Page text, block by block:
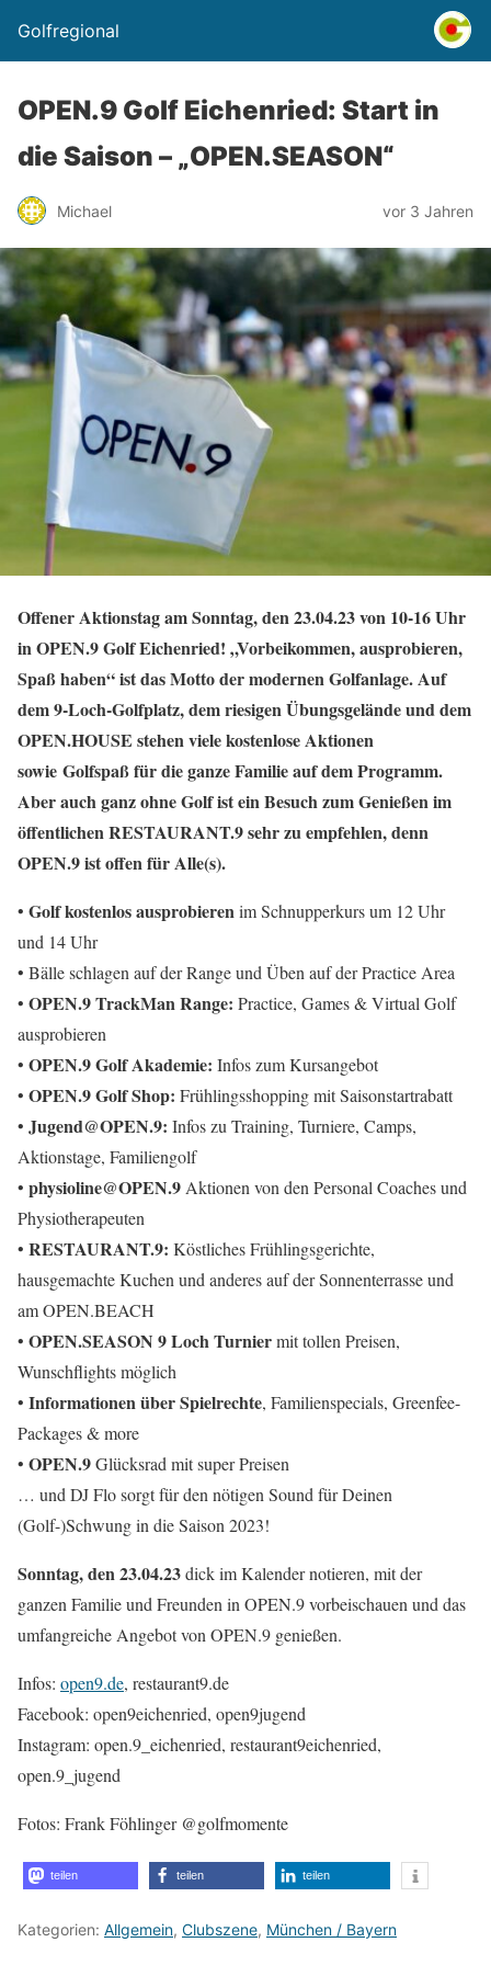
Golfregional
OPEN.9 Golf Eichenried: Start in
die Saison – „OPEN.SEASON“
Michael vor 3 Jahren
Offener Aktionstag am Sonntag, den 23.04.23 von 10-16 Uhr
in OPEN.9 Golf Eichenried! „Vorbeikommen, ausprobieren,
Spaß haben“ ist das Motto der modernen Golfanlage. Auf
dem 9-Loch-Golfplatz, dem riesigen Übungsgelände und dem
OPEN.HOUSE stehen viele kostenlose Aktionen
sowie Golfspaß für die ganze Familie auf dem Programm.
Aber auch ganz ohne Golf ist ein Besuch zum Genießen im
öffentlichen RESTAURANT.9 sehr zu empfehlen, denn
OPEN.9 ist offen für Alle(s).
• Golf kostenlos ausprobierenim Schnupperkurs um 12 Uhr
und 14 Uhr
• Bälle schlagen auf der Range und Üben auf der Practice Area
• OPEN.9 TrackMan Range: Practice, Games & Virtual Golf
ausprobieren
• OPEN.9 Golf Akademie: Infos zum Kursangebot
• OPEN.9 Golf Shop: Frühlingsshopping mit Saisonstartrabatt
• Jugend@OPEN.9: Infos zu Training, Turniere, Camps,
Aktionstage, Familiengolf
• physioline@OPEN.9 Aktionen von den Personal Coaches und
Physiotherapeuten
• RESTAURANT.9: Köstliches Frühlingsgerichte,
hausgemachte Kuchen und anderes auf der Sonnenterrasse und
am OPEN.BEACH
• OPEN.SEASON 9 Loch Turniermit tollen Preisen,
Wunschflights möglich
• Informationen über Spielrechte, Familienspecials, Greenfee-
Packages & more
• OPEN.9Glücksrad mit super Preisen
… und DJ Flo sorgt für den nötigen Sound für Deinen
(Golf-)Schwung in die Saison 2023!
Sonntag, den 23.04.23dick im Kalender notieren, mit der
ganzen Familie und Freunden in OPEN.9 vorbeischauen und das
umfangreiche Angebot von OPEN.9 genießen.
Infos: open9.de, restaurant9.de
Facebook: open9eichenried, open9jugend
Instagram: open.9_eichenried, restaurant9eichenried,
open.9_jugend
Fotos: Frank Föhlinger @golfmomente
teilen teilen teilen
Kategorien: Allgemein, Clubszene, München / Bayern